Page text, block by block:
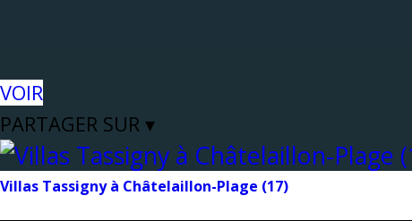
VOIR
PARTAGER SUR ▾
Villas Tassigny à Châtelaillon-Plage (17)